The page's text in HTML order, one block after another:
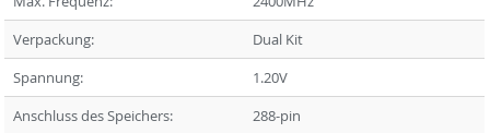
Verpackung:
Dual Kit
Spannung:
1.20V
Anschluss des Speichers:
288-pin